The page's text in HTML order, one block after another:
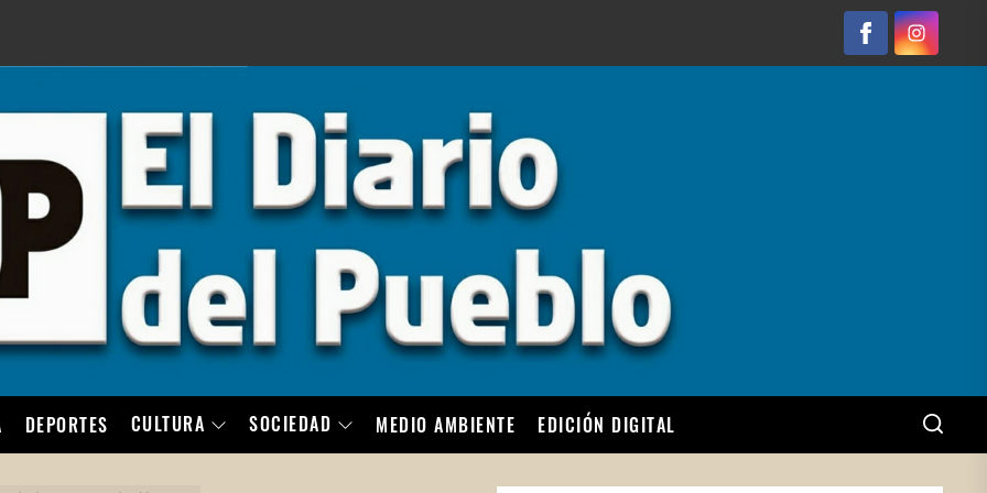
FacebookInstagram
DEPORTES CULTURA SOCIEDAD MEDIO AMBIENTE EDICIÓN DIGITAL